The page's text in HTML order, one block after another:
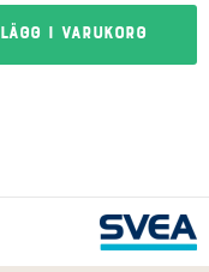
Lägg i varukorg